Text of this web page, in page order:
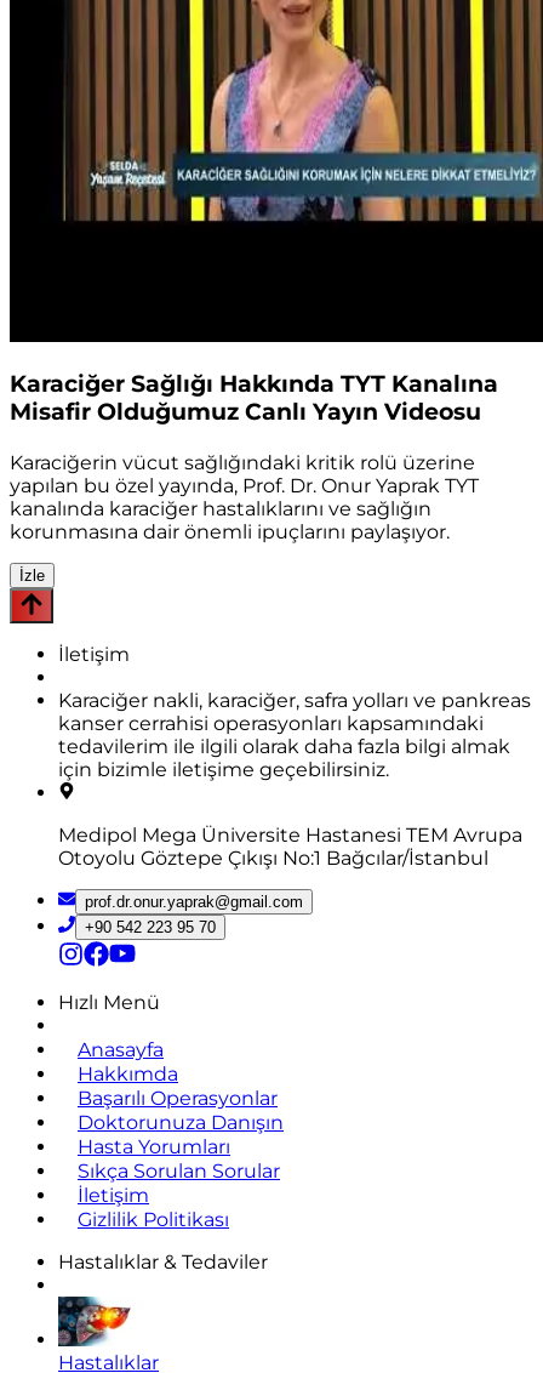
Karaciğer Sağlığı Hakkında TYT Kanalına
Misafir Olduğumuz Canlı Yayın Videosu
Karaciğerin vücut sağlığındaki kritik rolü üzerine
yapılan bu özel yayında, Prof. Dr. Onur Yaprak TYT
kanalında karaciğer hastalıklarını ve sağlığın
korunmasına dair önemli ipuçlarını paylaşıyor.
İzle
İletişim
Karaciğer nakli, karaciğer, safra yolları ve pankreas
kanser cerrahisi operasyonları kapsamındaki
tedavilerim ile ilgili olarak daha fazla bilgi almak
için bizimle iletişime geçebilirsiniz.
Medipol Mega Üniversite Hastanesi TEM Avrupa
Otoyolu Göztepe Çıkışı No:1 Bağcılar/İstanbul
prof.dr.onur.yaprak@gmail.com
+90 542 223 95 70
Hızlı Menü
Anasayfa
Hakkımda
Başarılı Operasyonlar
Doktorunuza Danışın
Hasta Yorumları
Sıkça Sorulan Sorular
İletişim
Gizlilik Politikası
Hastalıklar & Tedaviler
Hastalıklar